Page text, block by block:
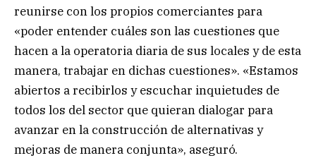
reunirse con los propios comerciantes para
«poder entender cuáles son las cuestiones que
hacen a la operatoria diaria de sus locales y de esta
manera, trabajar en dichas cuestiones». «Estamos
abiertos a recibirlos y escuchar inquietudes de
todos los del sector que quieran dialogar para
avanzar en la construcción de alternativas y
mejoras de manera conjunta», aseguró.